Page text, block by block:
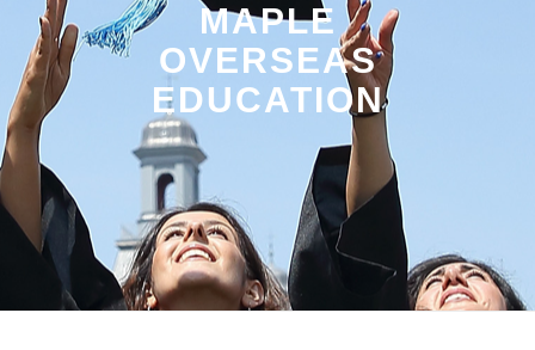
MAPLE
OVERSEAS
EDUCATION